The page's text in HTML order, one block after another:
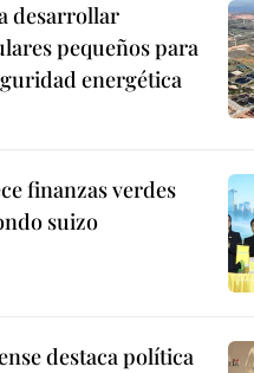
desarrollar
pequeños para
energética
finanzas verdes
suizo
destaca política